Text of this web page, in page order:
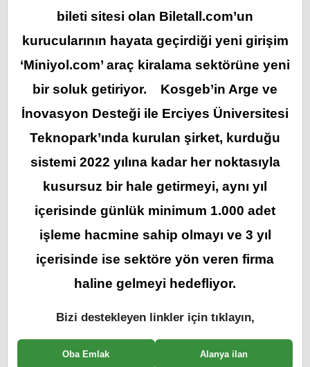
bileti sitesi olan Biletall.com’un
kurucularının hayata geçirdiği yeni girişim
‘Miniyol.com’ araç kiralama sektörüne yeni
bir soluk getiriyor. Kosgeb’in Arge ve
İnovasyon Desteği ile Erciyes Üniversitesi
Teknopark’ında kurulan şirket, kurduğu
sistemi 2022 yılına kadar her noktasıyla
kusursuz bir hale getirmeyi, aynı yıl
içerisinde günlük minimum 1.000 adet
işleme hacmine sahip olmayı ve 3 yıl
içerisinde ise sektöre yön veren firma
haline gelmeyi hedefliyor.
Bizi destekleyen linkler için tıklayın,
Oba Emlak Alanya ilan